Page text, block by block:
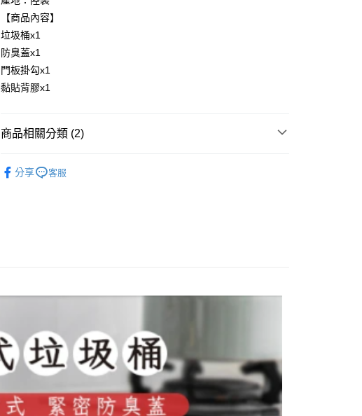
消。如遇「轉專審核」未通過狀況，表示未達大哥付你分期系統評分，恕
無法說明評估內容。
【繳款方式說明】
1.分期款項不併入電信帳單，「大哥付你分期」於每月結算日後寄送繳費提
醒簡訊。
2.透過簡訊連結打開帳單後，可選擇「超商條碼／台灣大直營門市／銀行轉
用戶於交易時，得透過本服務購買商品或服務，並由商店將買賣／分期付
款買賣價金債權讓與本公司後，依約使用本公司帳單繳交帳款。
資料（包含姓名、電話或地址）提供予台灣大哥大進項蒐集、處理及利
用，由本公司與您本人進行分期帳單所需資料之確認、核對及更正。
２．便利：只要手機號碼，簡訊認證，即可結帳。
３．安心：先確認商品／服務後，再付款。
１．於結帳方式選擇「AFTEE先享後付」後，將跳轉至「AFTEE先享後
付」結帳頁面，進行簡訊認證並確認金額後，即可完成結帳。
２．訂單成立數日內，您將收到繳費通知簡訊。
３．收到繳費通知簡訊後14天內，點擊此簡訊中的連結，可透過四大超商
絡購買商品的店家。未經商家同意取消之訂單仍視為有效，需透過AFTEE
是否繳費成功／繳費後需取消欲退款等相關疑問，請聯繫「AFTEE先享後
「AFTEE先享後付」，若未經同意申辦者引起之損失，本公司不負相關責
即時審查核予不同之上限額度；若仍有額度不足之情形，本公司將視審查
結果請求用戶進行身份認證。
５．嚴禁一人註冊多個帳號或使用他人資訊註冊。若發現惡意使用之情
形，恩沛科技股份有限公司將有權停止該用戶之使用額度並採取法律行
運送方式
免運優惠
免運費
【商品內容】
垃圾桶x1
防臭蓋x1
門板掛勾x1
黏貼背膠x1
商品相關分類 (2)
分享 客服